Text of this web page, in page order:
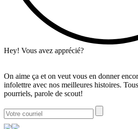
Hey! Vous avez apprécié?
On aime ça et on veut vous en donner
infolettre avec nos meilleures histoires.
pourriels, parole de scout!